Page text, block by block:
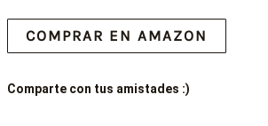
COMPRAR EN AMAZON
Comparte con tus amistades :)